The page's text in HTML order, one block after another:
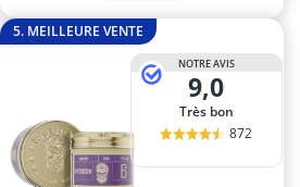
5. MEILLEURE VENTE
NOTRE AVIS
9,0
Très bon
872